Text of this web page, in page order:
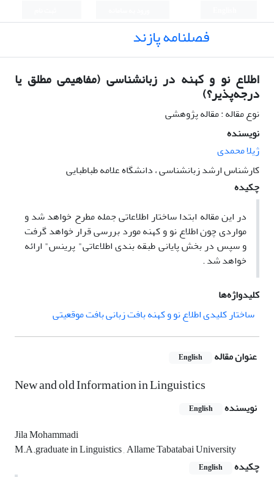
فصلنامه پازند
اطلاع نو و کهنه در زبانشناسی (مفاهیمی مطلق یا
درجه‌پذیر؟)
نوع مقاله : مقاله پژوهشی
نویسنده
ژیلا محمدی
کارشناس ارشد زبانشناسی ، دانشگاه علامه طباطبایی
چکیده
در این مقاله ابتدا ساختار اطلاعاتی جمله مطرح خواهد شد و
مواردی چون اطلاع نو و کهنه مورد بررسی قرار خواهد گرفت
و سپس در بخش پایانی طبقه­ بندی اطلاعاتی" پرینس" ارائه
خواهد شد .
کلیدواژه‌ها
ساختار کلیدی اطلاع نو و کهنه بافت زبانی بافت موقعیتی
عنوان مقاله English
New and old Information in Linguistics
نویسنده English
Jila Mohammadi
M.A.graduate in Linguistics , Allame Tabatabai University
چکیده
English